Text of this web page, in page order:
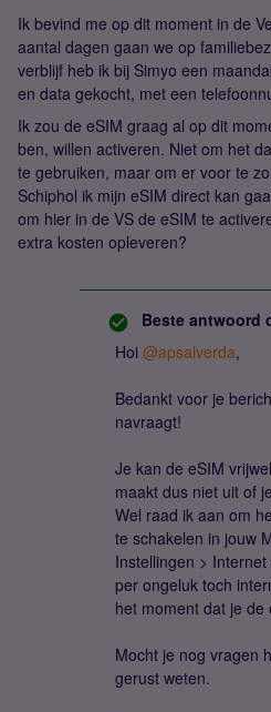
Ik bevind me op dit moment in de
aantal dagen gaan we op
verblijf heb ik bij Simyo een
en data gekocht, met een
Ik zou de eSIM graag al op dit
ben, willen activeren. Niet om het
te gebruiken, maar om er voor te
Schiphol ik mijn eSIM direct kan
om hier in de VS de eSIM te
extra kosten opleveren?
Beste antwoord
Hoi ​ @apsalverda,
Bedankt voor je
navraagt!
Je kan de eSIM
maakt dus niet uit of
Wel raad ik aan om
te schakelen in jouw
Instellingen >
per ongeluk toch
het moment dat je de
Mocht je nog vragen
gerust weten.